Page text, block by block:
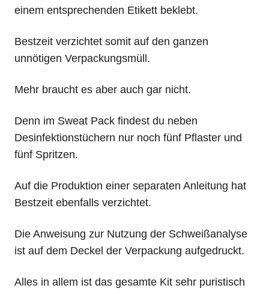
einem entsprechenden Etikett beklebt.
Bestzeit verzichtet somit auf den ganzen
unnötigen Verpackungsmüll.
Mehr braucht es aber auch gar nicht.
Denn im Sweat Pack findest du neben
Desinfektionstüchern nur noch fünf Pflaster und
fünf Spritzen.
Auf die Produktion einer separaten Anleitung hat
Bestzeit ebenfalls verzichtet.
Die Anweisung zur Nutzung der Schweißanalyse
ist auf dem Deckel der Verpackung aufgedruckt.
Alles in allem ist das gesamte Kit sehr puristisch